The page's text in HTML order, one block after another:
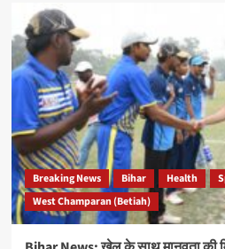
में
सैकड़ों
मछलियों
की
मौत,
गंदगी
और
ऑक्सीजन
की
कमी
बनी
वजह
Breaking News Bihar Health
West Champaran (Betiah)